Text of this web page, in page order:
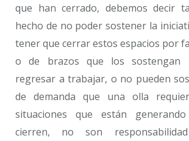
que han cerrado, debemos decir
hecho de no poder sostener la
tener que cerrar estos espacios por
o de brazos que los sostengan
regresar a trabajar, o no pueden
de demanda que una olla
situaciones que están
cierren, no son